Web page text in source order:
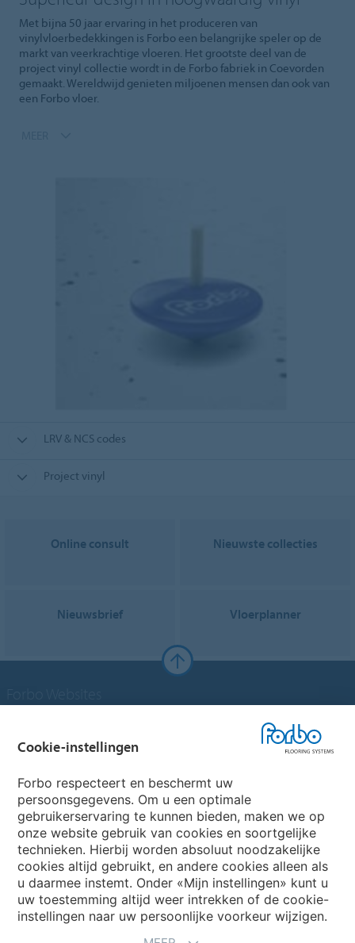
Met bijna 50 jaar ervaring in het produceren van
vinylvloerbedekkingen is Forbo een belangrijke speler op de
markt van veerkrachtige vloeren. Het grootste deel van de
project vinyl collectie wordt in de Forbo fabriek in Coevorden
gemaakt. Wereldwijd genieten miljoenen mensen dan ook van
een Forbo vloer.
LRV & NCS codes
Project vinyl
Online consult Nieuwste collecties
Nieuwsbrief Vloerplanner
Forbo Flooring Systems
Forbo Movement Systems
Kies een land
Cookie-instellingen
Forbo respecteert en beschermt uw
persoonsgegevens. Om u een optimale
gebruikerservaring te kunnen bieden, maken we op
onze website gebruik van cookies en soortgelijke
technieken. Hierbij worden absoluut noodzakelijke
cookies altijd gebruikt, en andere cookies alleen als
u daarmee instemt. Onder «Mijn instellingen» kunt u
uw toestemming altijd weer intrekken of de cookie-
instellingen naar uw persoonlijke voorkeur wijzigen.